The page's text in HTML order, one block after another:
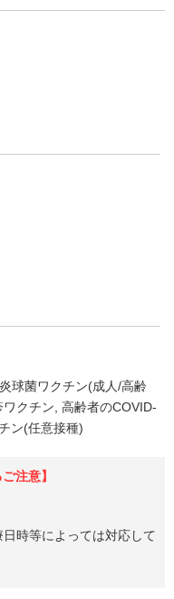
球菌ワクチン(成人/高齢
クチン 高齢者のCOVID-
ン(任意接種)
注意】
時等によっては対応して